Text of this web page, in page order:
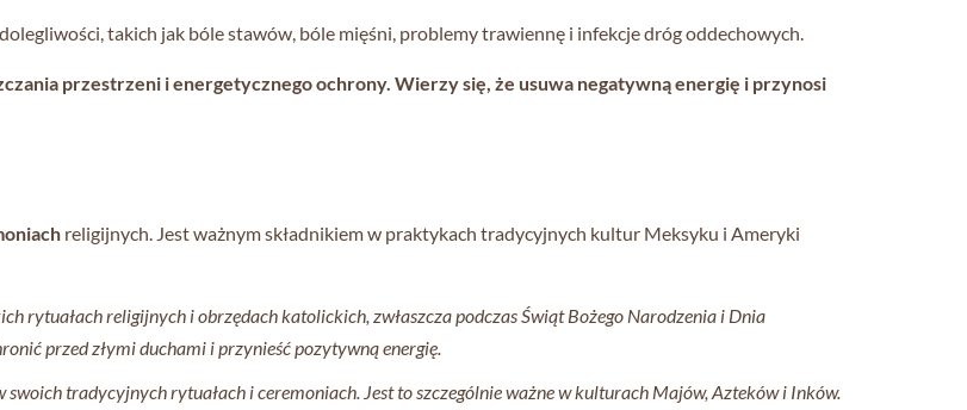
takich jak bóle stawów, bóle mięśni, problemy trawiennę i infekcje dróg oddechowych.
przestrzeni i energetycznego ochrony. Wierzy się, że usuwa negatywną energię i przynosi
religijnych. Jest ważnym składnikiem w praktykach tradycyjnych kultur Meksyku i Ameryki
rytuałach religijnych i obrzędach katolickich, zwłaszcza podczas Świąt Bożego Narodzenia i Dnia
przed złymi duchami i przynieść pozytywną energię.
tradycyjnych rytuałach i ceremoniach. Jest to szczególnie ważne w kulturach Majów, Azteków i Inków.